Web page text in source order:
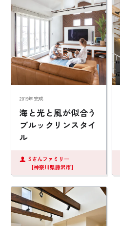
2019年完成
海と光と風が似合う
ブルックリンスタイ
ル
Sさんファミリー
【神奈川県藤沢市】